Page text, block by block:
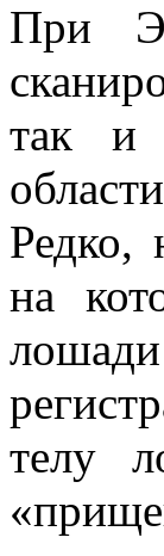
При
так и
Редко,
на
телу